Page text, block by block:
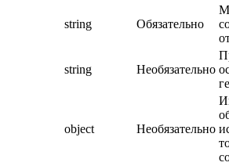
string Обязательно
string Необязательно
object Необязательно